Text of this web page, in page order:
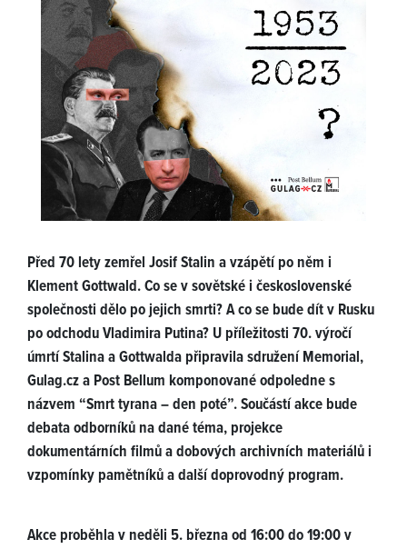
Před 70 lety zemřel Josif Stalin a vzápětí po něm i
Klement Gottwald. Co se v sovětské i československé
společnosti dělo po jejich smrti? A co se bude dít v Rusku
po odchodu Vladimira Putina? U příležitosti 70. výročí
úmrtí Stalina a Gottwalda připravila sdružení Memorial,
Gulag.cz a Post Bellum komponované odpoledne s
názvem “Smrt tyrana – den poté”. Součástí akce bude
debata odborníků na dané téma, projekce
dokumentárních filmů a dobových archivních materiálů i
vzpomínky pamětníků a další doprovodný program.
Akce proběhla v neděli 5. března od 16:00 do 19:00 v